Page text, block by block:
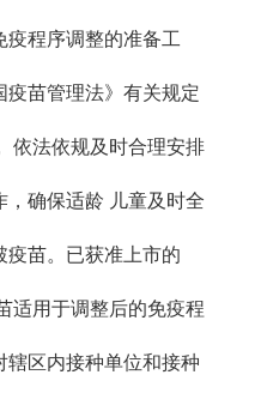
程序调整的准备工
疫苗管理法》有关规定
依法依规及时合理安排
，确保适龄 儿童及时全
疫苗。已获准上市的
适用于调整后的免疫程
辖区内接种单位和接种